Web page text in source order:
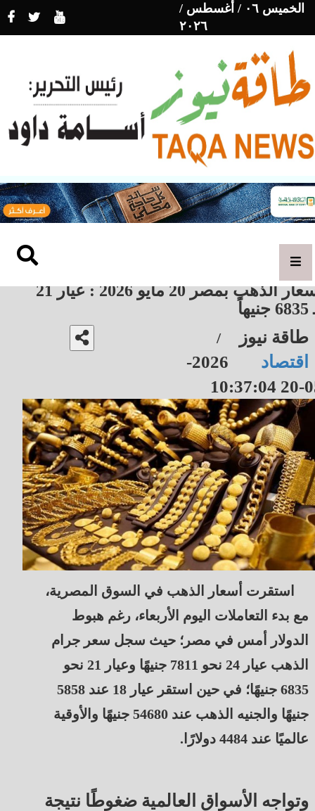
الخميس ٠٦ / أغسطس /
٢٠٢٦
أسعار الذهب بمصر 20 مايو 2026 : عيار 21
طاقة نيوز /
اقتصاد
2026-
05-20
استقرت أسعار الذهب في السوق المصرية،
مع بدء التعاملات اليوم الأربعاء، رغم هبوط
الدولار أمس في مصر؛ حيث سجل سعر جرام
الذهب عيار 24 نحو 7811 جنيهًا وعيار 21 نحو
6835 جنيهًا؛ في حين استقر عيار 18 عند 5858
جنيهًا والجنيه الذهب عند 54680 جنيهًا والأوقية
عالميًا عند 4484 دولارًا.
وتواجه الأسواق العالمية ضغوطًا نتيجة